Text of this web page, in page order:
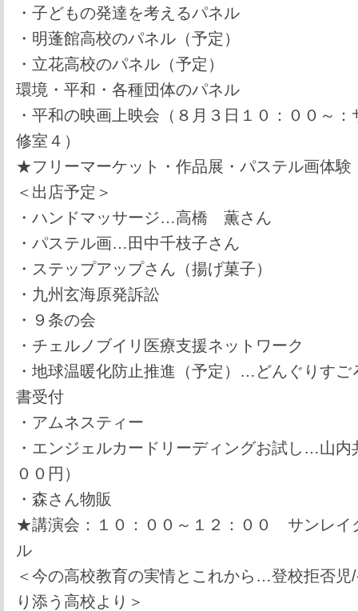
・子どもの発達を考えるパネル
・明蓬館高校のパネル（予定）
・立花高校のパネル（予定）
環境・平和・各種団体のパネル
・平和の映画上映会（８月３日１０：００～
修室４）
★フリーマーケット・作品展・パステル画体験
＜出店予定＞
・ハンドマッサージ…高橋 薫さん
・パステル画…田中千枝子さん
・ステップアップさん（揚げ菓子）
・九州玄海原発訴訟
・９条の会
・チェルノブイリ医療支援ネットワーク
・地球温暖化防止推進（予定）…どんぐりすご
書受付
・アムネスティー
・エンジェルカードリーディングお試し…山内
００円）
・森さん物販
★講演会：１０：００～１２：００ サンレイ
ル
＜今の高校教育の実情とこれから…登校拒否児
り添う高校より＞